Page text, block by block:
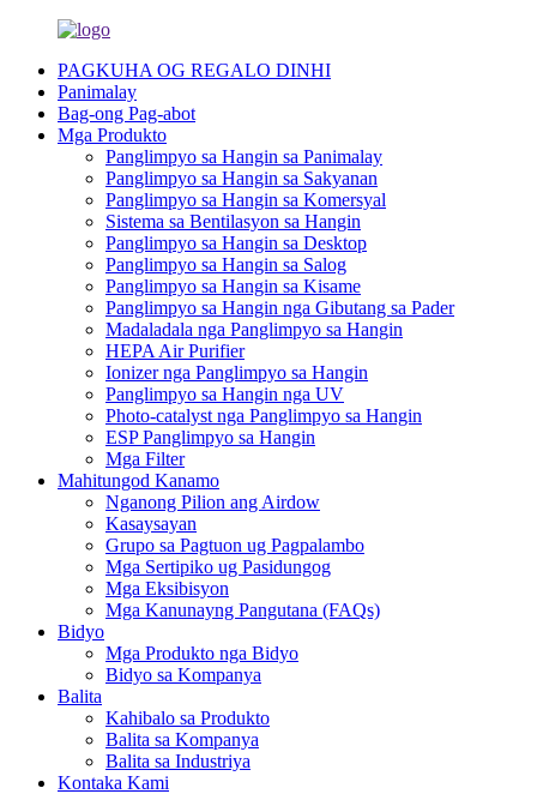
PAGKUHA OG REGALO DINHI
Panimalay
Bag-ong Pag-abot
Mga Produkto
Panglimpyo sa Hangin sa Panimalay
Panglimpyo sa Hangin sa Sakyanan
Panglimpyo sa Hangin sa Komersyal
Sistema sa Bentilasyon sa Hangin
Panglimpyo sa Hangin sa Desktop
Panglimpyo sa Hangin sa Salog
Panglimpyo sa Hangin sa Kisame
Panglimpyo sa Hangin nga Gibutang sa Pader
Madaladala nga Panglimpyo sa Hangin
HEPA Air Purifier
Ionizer nga Panglimpyo sa Hangin
Panglimpyo sa Hangin nga UV
Photo-catalyst nga Panglimpyo sa Hangin
ESP Panglimpyo sa Hangin
Mga Filter
Mahitungod Kanamo
Nganong Pilion ang Airdow
Kasaysayan
Grupo sa Pagtuon ug Pagpalambo
Mga Sertipiko ug Pasidungog
Mga Eksibisyon
Mga Kanunayng Pangutana (FAQs)
Bidyo
Mga Produkto nga Bidyo
Bidyo sa Kompanya
Balita
Kahibalo sa Produkto
Balita sa Kompanya
Balita sa Industriya
Kontaka Kami